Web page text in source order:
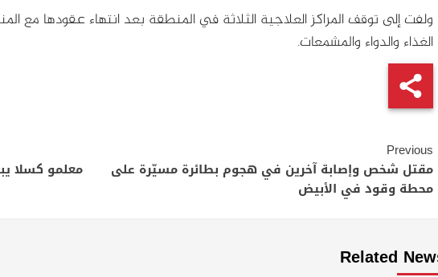
ولفت إلى توقف المراكز العلاجية الثلاثة في المنطقة بعد انتهاء عقودها مع
الغذاء والدواء والمشمعات.
Continue
Reading
Previous
مقتل شخص وإصابة آخرين في هجوم بطائرة مسيّرة على
محطة وقود في الأبيض
معلمو كسلا
Related